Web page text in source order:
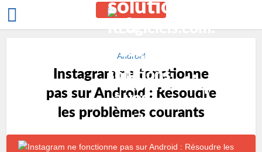
Android
Instagram ne fonctionne
pas sur Android : Résoudre
les problèmes courants